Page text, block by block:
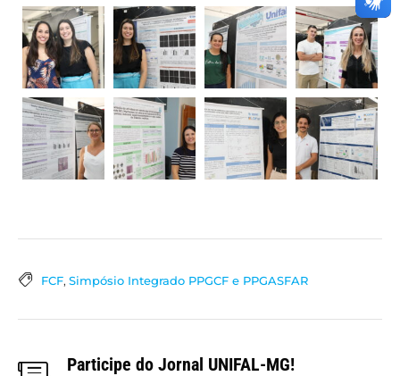
FCF, Simpósio Integrado PPGCF e PPGASFAR
Participe do Jornal UNIFAL-MG!